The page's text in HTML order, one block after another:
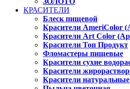
КРАСИТЕЛИ
Блеск пищевой
Красители AmeriColor
Красители Art Color
Красители Топ Продукт
Фломастеры пищевые
Красители сухие
Красители
Красители натуральные